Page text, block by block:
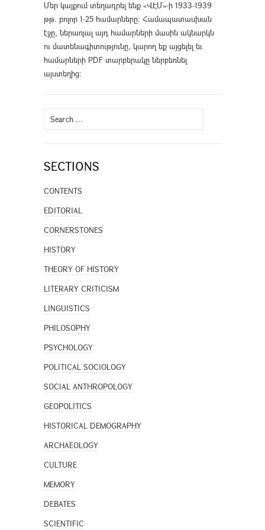
Մեր կայքում տեղադրել ենք «ՎԷՄ»-ի 1933-1939
թթ. բոլոր 1-25 համարները։ Համապատասխան
էջը, ներառյալ այդ համարների մասին ակնարկն
ու մատենագիտությունը, կարող եք այցելել եւ
համարների PDF տարբերակը ներբեռնել
այստեղից։
Search
for:
SECTIONS
CONTENTS
EDITORIAL
CORNERSTONES
HISTORY
THEORY OF HISTORY
LITERARY CRITICISM
LINGUISTICS
PHILOSOPHY
PSYCHOLOGY
POLITICAL SOCIOLOGY
SOCIAL ANTHROPOLOGY
GEOPOLITICS
HISTORICAL DEMOGRAPHY
ARCHAEOLOGY
CULTURE
MEMORY
DEBATES
SCIENTIFIC